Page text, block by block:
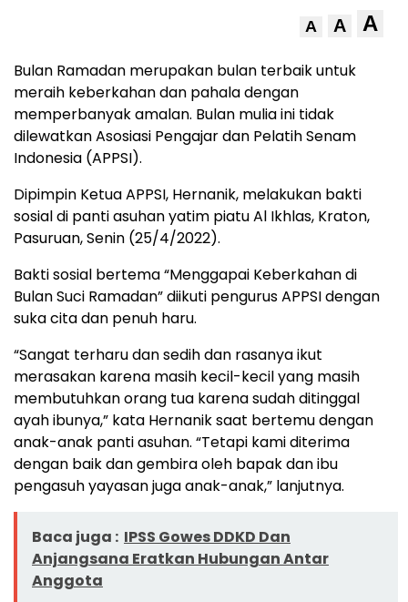
A A A
Bulan Ramadan merupakan bulan terbaik untuk
meraih keberkahan dan pahala dengan
memperbanyak amalan. Bulan mulia ini tidak
dilewatkan Asosiasi Pengajar dan Pelatih Senam
Indonesia (APPSI).
Dipimpin Ketua APPSI, Hernanik, melakukan bakti
sosial di panti asuhan yatim piatu Al Ikhlas, Kraton,
Pasuruan, Senin (25/4/2022).
Bakti sosial bertema “Menggapai Keberkahan di
Bulan Suci Ramadan” diikuti pengurus APPSI dengan
suka cita dan penuh haru.
“Sangat terharu dan sedih dan rasanya ikut
merasakan karena masih kecil-kecil yang masih
membutuhkan orang tua karena sudah ditinggal
ayah ibunya,” kata Hernanik saat bertemu dengan
anak-anak panti asuhan. “Tetapi kami diterima
dengan baik dan gembira oleh bapak dan ibu
pengasuh yayasan juga anak-anak,” lanjutnya.
Baca juga : IPSS Gowes DDKD Dan
Anjangsana Eratkan Hubungan Antar
Anggota